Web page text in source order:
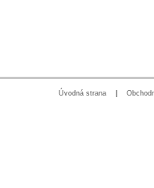
Úvodná strana